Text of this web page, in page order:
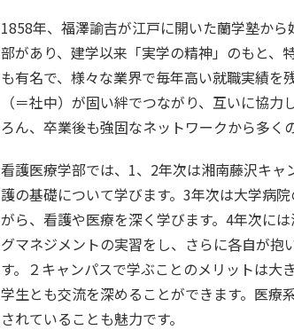
1858年、福澤諭吉が江戸に開いた蘭学塾か
部があり、建学以来「実学の精神」のもと、
も有名で、様々な業界で毎年高い就職実績を
（＝社中）が固い絆でつながり、互いに協
ろん、卒業後も強固なネットワークから多く
看護医療学部では、1、2年次は湘南藤沢キ
護の基礎について学びます。3年次は大学病
がら、看護や医療を深く学びます。4年次に
グマネジメントの実習をし、さらに各自が
す。２キャンパスで学ぶことのメリットは大
学生とも交流を深めることができます。医療
されていることも魅力です。